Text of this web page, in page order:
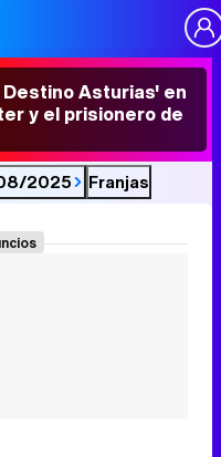
Destino Asturias' en
y el prisionero de
2025 Franjas